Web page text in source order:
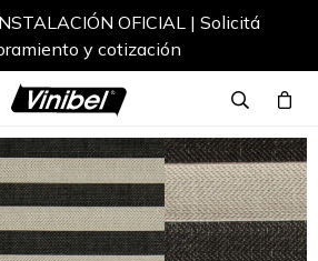
OFICIAL | Solicitá
y cotización